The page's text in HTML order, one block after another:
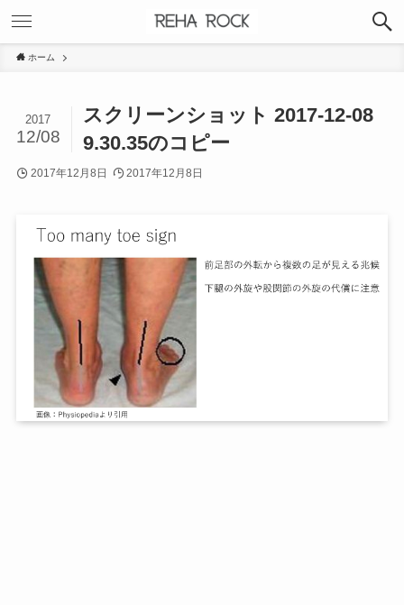
ホーム
スクリーンショット 2017-12-08
9.30.35のコピー
2017
12/08
2017年12月8日 2017年12月8日